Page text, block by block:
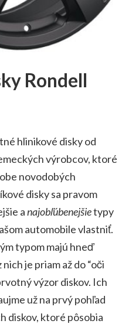
Rondell
hlinikové disky od
výrobcov, ktoré
novodobých
disky sa pravom
anajobľúbenejšietypy
automobile vlastniť.
typom majú hneď
je priam až do “oči
výzor diskov. Ich
už na prvý pohľad
diskov, ktoré pôsobia